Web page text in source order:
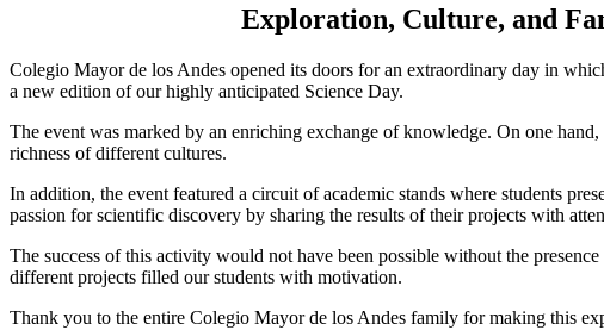
Exploration, Culture, and
Colegio Mayor de los Andes opened its doors for an extraordinary day in
a new edition of our highly anticipated Science Day.
The event was marked by an enriching exchange of knowledge. On one
richness of different cultures.
In addition, the event featured a circuit of academic stands where students
passion for scientific discovery by sharing the results of their projects with
The success of this activity would not have been possible without the
different projects filled our students with motivation.
Thank you to the entire Colegio Mayor de los Andes family for making this